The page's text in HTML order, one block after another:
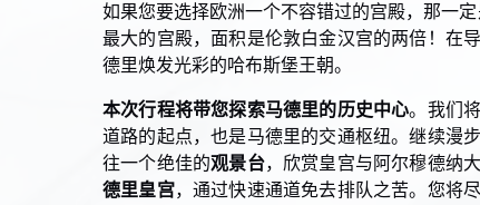
如果您要选择欧洲一个不容错过的宫殿，那一
最大的宫殿，面积是伦敦白金汉宫的两倍！在
德里焕发光彩的哈布斯堡王朝。
本次行程将带您探索马德里的历史中心。我们
道路的起点，也是马德里的交通枢纽。继续漫
往一个绝佳的观景台，欣赏皇宫与阿尔穆德纳
德里皇宫，通过快速通道免去排队之苦。您将